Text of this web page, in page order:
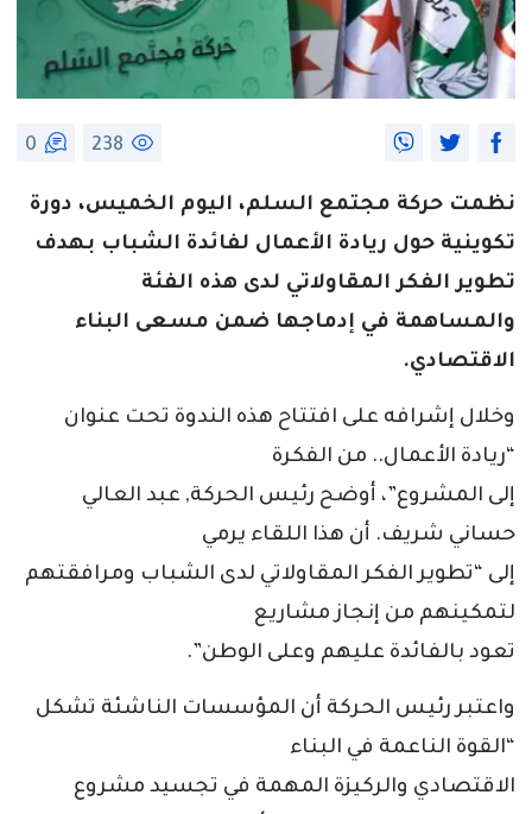
238
0
نظمت حركة مجتمع السلم، اليوم الخميس، دورة
تكوينية حول ريادة الأعمال لفائدة الشباب بهدف
تطوير الفكر المقاولاتي لدى هذه الفئة
والمساهمة في إدماجها ضمن مسعى البناء
الاقتصادي.
وخلال إشرافه على افتتاح هذه الندوة تحت عنوان
“ريادة الأعمال.. من الفكرة
إلى المشروع”، أوضح رئيس الحركة, عبد العالي
حساني شريف. أن هذا اللقاء يرمي
إلى “تطوير الفكر المقاولاتي لدى الشباب ومرافقتهم
لتمكينهم من إنجاز مشاريع
تعود بالفائدة عليهم وعلى الوطن”.
واعتبر رئيس الحركة أن المؤسسات الناشئة تشكل
“القوة الناعمة في البناء
الاقتصادي والركيزة المهمة في تجسيد مشروع